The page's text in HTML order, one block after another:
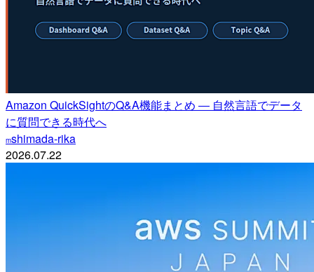
Amazon QuickSightのQ&A機能まとめ ― 自然言語でデータ
に質問できる時代へ
mshimada-rika
2026.07.22